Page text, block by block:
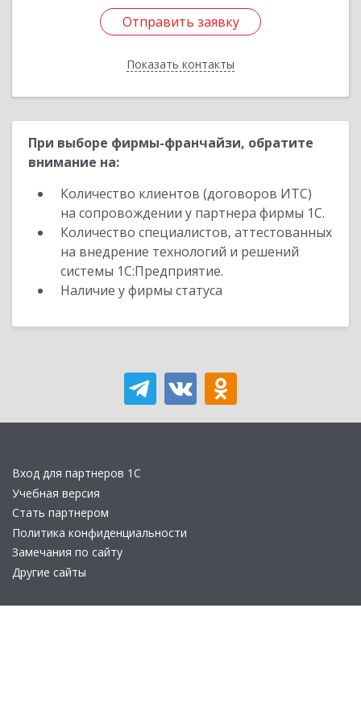
Отправить заявку
Показать контакты
Отправить заявку
Назад
При выборе фирмы-франчайзи, обратите
внимание на:
Количество клиентов (договоров ИТС)
на сопровождении у партнера фирмы 1С.
Количество специалистов, аттестованных
на внедрение технологий и решений
системы 1С:Предприятие.
Наличие у фирмы статуса
Вход для партнеров 1С
Учебная версия
Стать партнером
Политика конфиденциальности
Замечания по сайту
Другие сайты